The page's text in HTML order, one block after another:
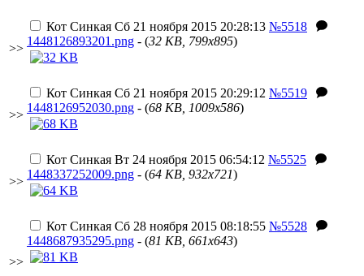
>>
Кот Синкая Сб 21 ноября 2015 20:28:13 №5518
1448126893201.png - (32 KB, 799x895)
>>
Кот Синкая Сб 21 ноября 2015 20:29:12 №5519
1448126952030.png - (68 KB, 1009x586)
>>
Кот Синкая Вт 24 ноября 2015 06:54:12 №5525
1448337252009.png - (64 KB, 932x721)
>>
Кот Синкая Сб 28 ноября 2015 08:18:55 №5528
1448687935295.png - (81 KB, 661x643)